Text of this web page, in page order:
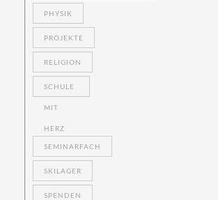
PHYSIK
PROJEKTE
RELIGION
SCHULE
MIT
HERZ
SEMINARFACH
SKILAGER
SPENDEN